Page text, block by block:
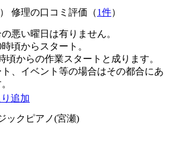
） 修理の口コミ評価（1件）
悪い曜日は有りません。
頃からスタート。
頃からの作業スタートと成ります。
ト、イベント等の場合はその都合にあ
追加
ックピアノ(宮瀬)